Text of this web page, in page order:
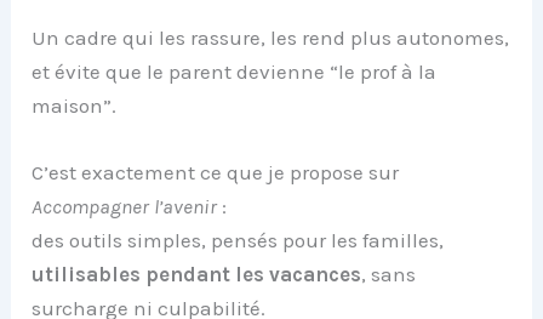
Un cadre qui les rassure, les rend plus autonomes,
et évite que le parent devienne “le prof à la
maison”.
C’est exactement ce que je propose sur
Accompagner l’avenir:
des outils simples, pensés pour les familles,
utilisables pendant les vacances, sans
surcharge ni culpabilité.